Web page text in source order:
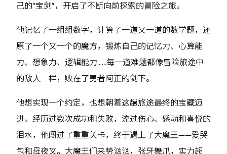
己的“宝剑”，开启了不断向前探索的冒险之旅。
他记忆了一组组数字，计算了一道又一道的数学题，还
原了一个又一个的魔方，锻炼自己的记忆力、心算能
力、想象力、逻辑能力……每一道难题都像冒险旅途中
的敌人一样，败在了勇者阿正的剑下。
他想实现一个约定，也想朝着这趟旅途最终的宝藏迈
进。经历过数次成功和失败，流过伤心、感动和喜悦的
泪水，他闯过了重重关卡，终于遇上了大魔王——爱哭
包和母夜叉。大魔王们来势汹汹，张牙舞爪，实力超